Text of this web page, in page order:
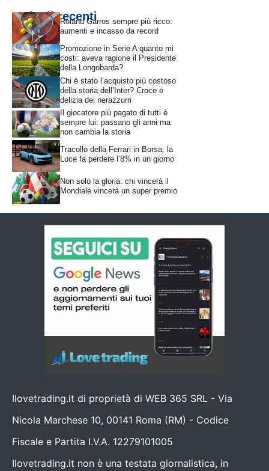
Articoli recentiRoland Garros sempre più ricco:
aumenti e incasso da record
Promozione in Serie A quanto mi
costi: aveva ragione il Presidente
della Longobarda?
Chi è stato l’acquisto più costoso
della storia dell’Inter? Croce e
delizia dei nerazzurri
Il giocatore più pagato di tutti è
sempre lui: passano gli anni ma
non cambia la storia
Tracollo della Ferrari in Borsa: la
Luce fa perdere l’8% in un giorno
Non solo la gloria: chi vincerà il
Mondiale vincerà un super premio
Ilovetrading.it di proprietà di WEB 365 SRL - Via
Nicola Marchese 10, 00141 Roma (RM) - Codice
Fiscale e Partita I.V.A. 12279101005
Ilovetrading.it non è una testata giornalistica, in